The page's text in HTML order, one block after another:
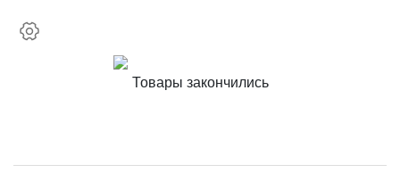
Товары закончились